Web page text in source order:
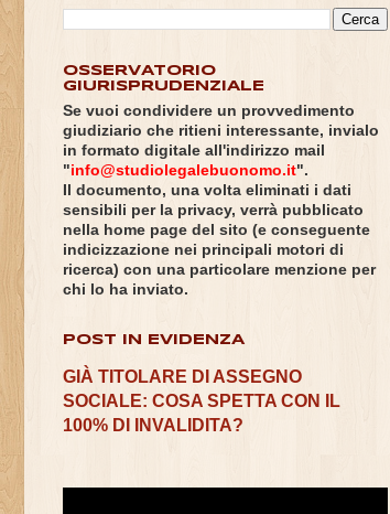
OSSERVATORIO
GIURISPRUDENZIALE
Se vuoi condividere un provvedimento
giudiziario che ritieni interessante, invialo
in formato digitale all'indirizzo mail
"info@studiolegalebuonomo.it".
Il documento, una volta eliminati i dati
sensibili per la privacy, verrà pubblicato
nella home page del sito (e conseguente
indicizzazione nei principali motori di
ricerca) con una particolare menzione per
chi lo ha inviato.
POST IN EVIDENZA
GIÀ TITOLARE DI ASSEGNO
SOCIALE: COSA SPETTA CON IL
100% DI INVALIDITA?